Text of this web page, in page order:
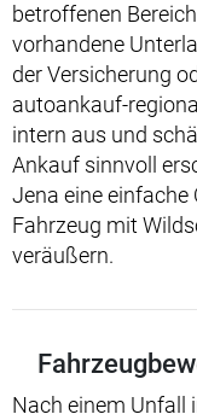
betroffenen
vorhandene
der Versicherung
autoankauf-
intern aus und
Ankauf sinnvoll
Jena eine einfache
Fahrzeug mit
veräußern.
Nach einem Unfall